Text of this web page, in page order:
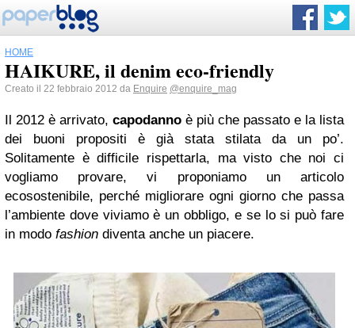
HOME
HAIKURE, il denim eco-friendly
Creato il 22 febbraio 2012 da Enquire @enquire_mag
Il 2012 è arrivato, capodanno è più che passato e la lista
dei buoni propositi è già stata stilata da un po’.
Solitamente è difficile rispettarla, ma visto che noi ci
vogliamo provare, vi proponiamo un articolo
ecosostenibile, perché migliorare ogni giorno che passa
l’ambiente dove viviamo è un obbligo, e se lo si può fare
in modo fashion diventa anche un piacere.